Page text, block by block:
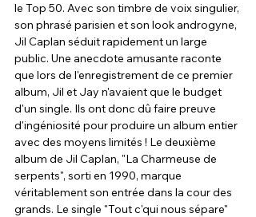
le Top 50. Avec son timbre de voix singulier,
son phrasé parisien et son look androgyne,
Jil Caplan séduit rapidement un large
public. Une anecdote amusante raconte
que lors de l'enregistrement de ce premier
album, Jil et Jay n'avaient que le budget
d'un single. Ils ont donc dû faire preuve
d'ingéniosité pour produire un album entier
avec des moyens limités ! Le deuxième
album de Jil Caplan, "La Charmeuse de
serpents", sorti en 1990, marque
véritablement son entrée dans la cour des
grands. Le single "Tout c'qui nous sépare"